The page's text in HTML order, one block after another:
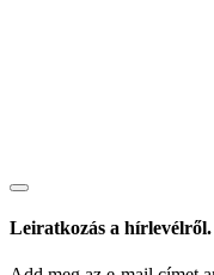
Leiratkozás a hírlevélről.